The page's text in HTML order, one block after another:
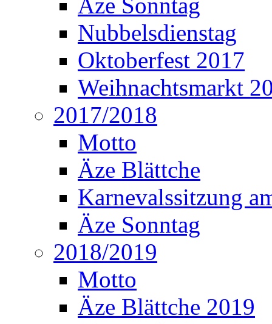
Nubbelsdienstag
Oktoberfest 2017
Weihnachtsmarkt
2017/2018
Motto
Äze Blättche
Karnevalssitzung
Äze Sonntag
2018/2019
Motto
Äze Blättche 2019